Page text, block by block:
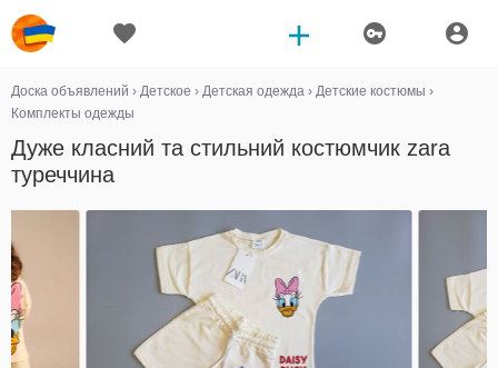
Доска объявлений › Детское › Детская одежда › Детские костюмы ›
Комплекты одежды
Дуже класний та стильний костюмчик zara
туреччина